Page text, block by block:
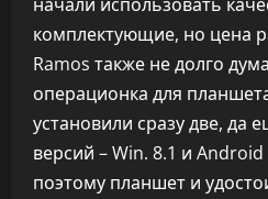
комплектующие, но цена
Ramos также не долго
операционка для
установили сразу две, да
версий – Win. 8.1 и
поэтому планшет и